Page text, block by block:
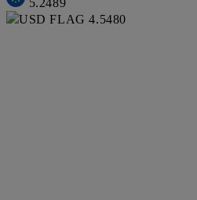
5.2489
4.5480